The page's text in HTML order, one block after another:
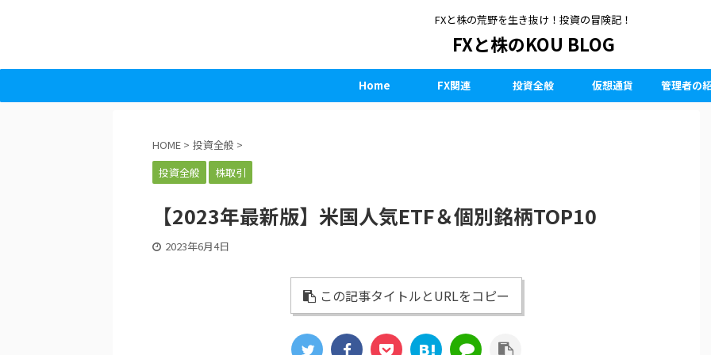
FXと株の荒野を生き抜け！投資の冒険記！
FXと株のKOU BLOG
Home FX関連 投資全般 仮想通貨 管理者の
HOME > 投資全般 >
投資全般
株取引
【2023年最新版】米国人気ETF＆個別銘柄TOP10
2023年6月4日
この記事タイトルとURLをコピー